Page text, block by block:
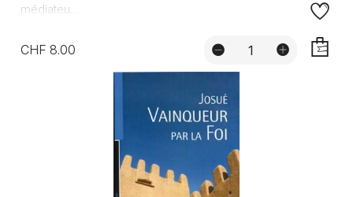
médiateu...
CHF 8.00